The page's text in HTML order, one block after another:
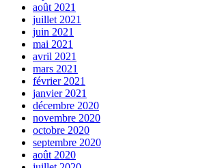
août 2021
juillet 2021
juin 2021
mai 2021
avril 2021
mars 2021
février 2021
janvier 2021
décembre 2020
novembre 2020
octobre 2020
septembre 2020
août 2020